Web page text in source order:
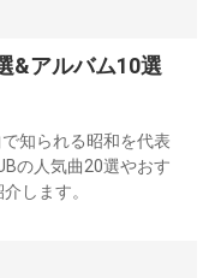
&アルバム10選
知られる昭和を代表
の人気曲20選やおす
します。